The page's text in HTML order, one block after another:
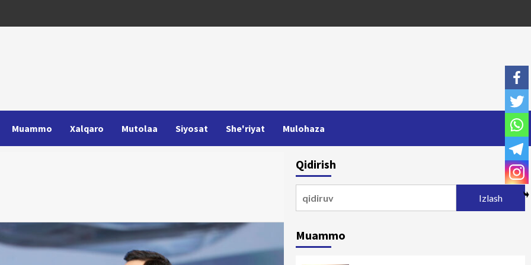
Muammo Xalqaro Mutolaa Siyosat She'riyat Mulohaza
Qidirish
Muammo